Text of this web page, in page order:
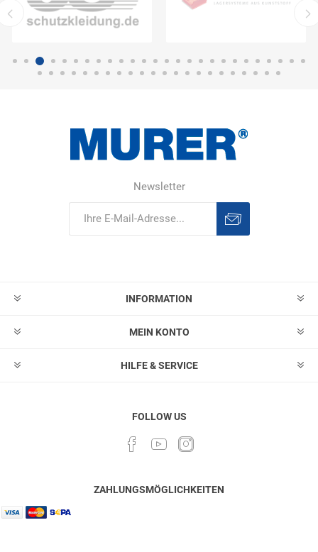
Newsletter
INFORMATION
MEIN KONTO
HILFE & SERVICE
FOLLOW US
ZAHLUNGSMÖGLICHKEITEN